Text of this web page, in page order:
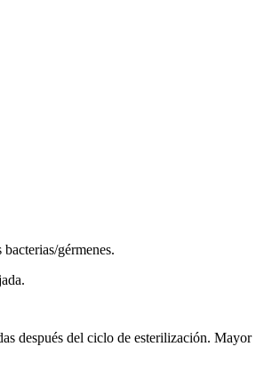
gérmenes.
después del ciclo de esterilización. Mayor